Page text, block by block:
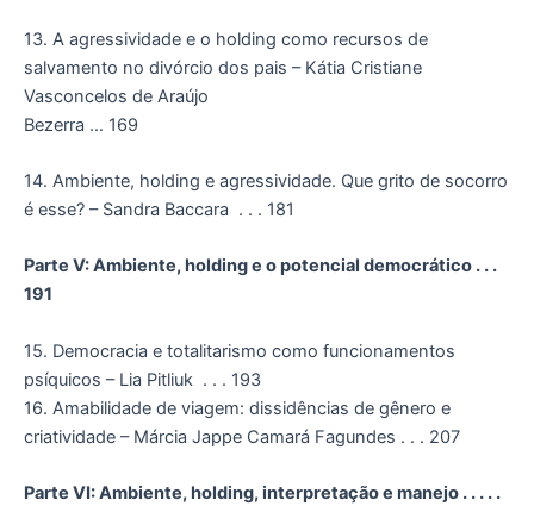
13. A agressividade e o holding como recursos de
salvamento no divórcio dos pais – Kátia Cristiane
Vasconcelos de Araújo
Bezerra … 169
14. Ambiente, holding e agressividade. Que grito de socorro
é esse? – Sandra Baccara . . . 181
Parte V: Ambiente, holding e o potencial democrático . . .
191
15. Democracia e totalitarismo como funcionamentos
psíquicos – Lia Pitliuk . . . 193
16. Amabilidade de viagem: dissidências de gênero e
criatividade – Márcia Jappe Camará Fagundes . . . 207
Parte VI: Ambiente, holding, interpretação e manejo . . . . .